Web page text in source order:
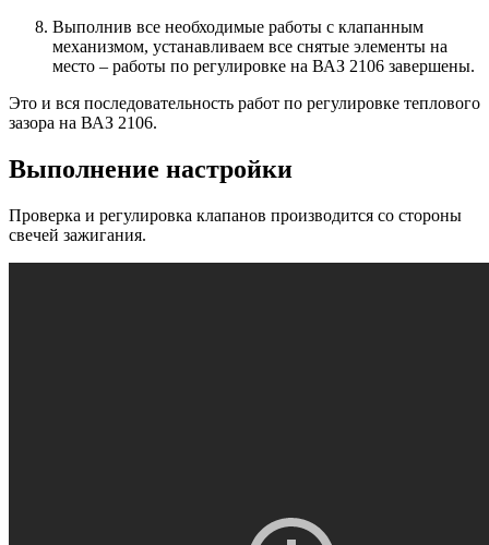
Выполнив все необходимые работы с клапанным
механизмом, устанавливаем все снятые элементы на
место – работы по регулировке на ВАЗ 2106 завершены.
Это и вся последовательность работ по регулировке теплового
зазора на ВАЗ 2106.
Выполнение настройки
Проверка и регулировка клапанов производится со стороны
свечей зажигания.